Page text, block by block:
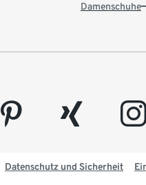
Damenschuhe
pinterest xing instagram
Datenschutz und Sicherheit